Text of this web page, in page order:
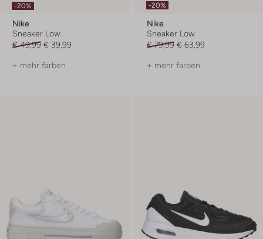
-20%
Nike
Sneaker Low
€ 49,99 € 39,99
+ mehr farben
-20%
Nike
Sneaker Low
€ 79,99 € 63,99
+ mehr farben